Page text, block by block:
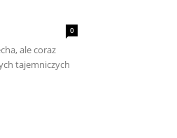
0
ale coraz
tajemniczych